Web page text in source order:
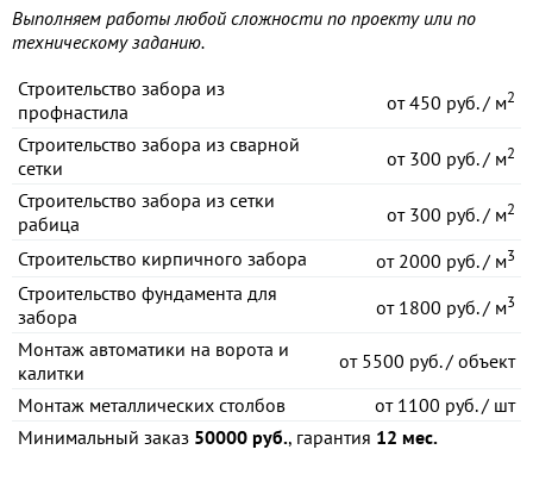
Выполняем работы любой сложности по проекту или по
техническому заданию.
Строительство забора из
профнастила
от450 руб. / м2
Строительство забора из сварной
сетки
от300 руб. / м2
Строительство забора из сетки
рабица
от300 руб. / м2
Строительство кирпичного забора от2000 руб. / м3
Строительство фундамента для
забора
от1800 руб. / м3
Монтаж автоматики на ворота и
калитки
от5500 руб. / объект
Монтаж металлических столбов
от1100 руб. / шт
Минимальный заказ 50000 руб., гарантия 12 мес.